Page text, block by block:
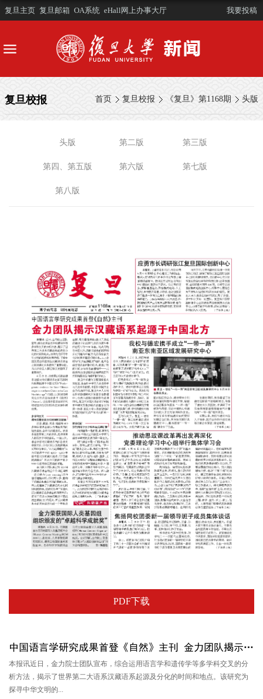
复旦主页 复旦邮箱 OA系统 eHall网上办事大厅 我要投稿
首页 复旦校报 《复旦》第1168期 头版
复旦校报
头版 第二版 第三版
第四、第五版 第六版 第七版
第八版
PDF下载
中国语言学研究成果首登《自然》主刊 金力团队揭示汉藏语系起源...
本报讯近日，金力院士团队宣布，综合运用语言学和遗传学等多学科交叉的分
析方法，揭示了世界第二大语系汉藏语系起源及分化的时间和地点。该研究为
探寻中华文明的...